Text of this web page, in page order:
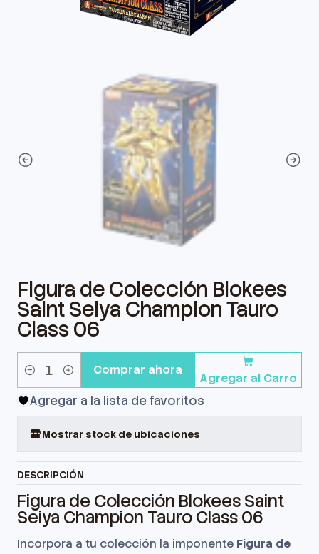
Figura de Colección Blokees
Saint Seiya Champion Tauro
Class 06
Cantidad Agregar al Carro
Comprar ahora
Agregar a la lista de favoritos
Mostrar stock de ubicaciones
DESCRIPCIÓN
Figura de Colección Blokees Saint
Seiya Champion Tauro Class 06
Incorpora a tu colección la imponente Figura de